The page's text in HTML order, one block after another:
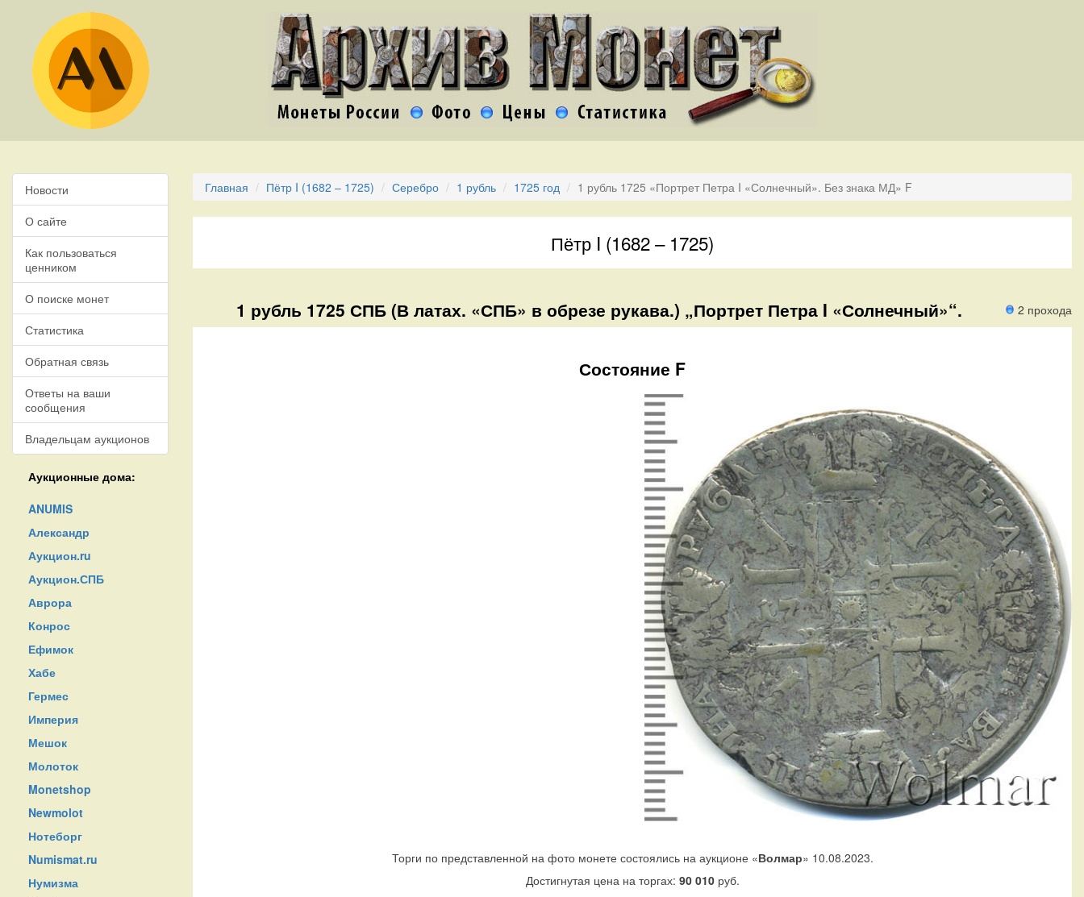
Новости
О сайте
Как пользоваться
ценником
О поиске монет
Статистика
Обратная связь
Ответы на ваши
сообщения
Владельцам аукционов
Аукционные дома:
ANUMIS
Александр
Аукцион.ru
Аукцион.СПБ
Аврора
Конрос
Ефимок
Хабе
Гермес
Империя
Мешок
Молоток
Monetshop
Newmolot
Нотеборг
Numismat.ru
Нумизма
Главная Пётр I (1682 – 1725) Серебро 1 рубль 1725 год 1 рубль 1725 «Портрет Петра I «Солнечный». Без знака МД» F
Пётр I (1682 – 1725)
2 прохода
1 рубль 1725 СПБ (В латах. «СПБ» в обрезе рукава.) „Портрет Петра I «Солнечный»“.
Состояние F
Торги по представленной на фото монете состоялись на аукционе «Волмар» 10.08.2023.
Достигнутая цена на торгах: 90 010руб.